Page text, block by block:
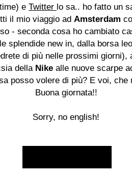
e Twitter lo sa.. ho fatto un
il mio viaggio ad Amsterdam
- seconda cosa ho cambiato
splendide new in, dalla borsa
di più nelle prossimi giorni),
della Nike alle nuove scarpe
posso volere di più? E voi, che
Buona giornata!!
Sorry, no english!